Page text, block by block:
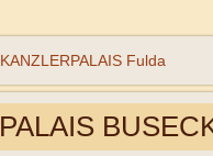
KANZLERPALAIS Fulda
PALAIS